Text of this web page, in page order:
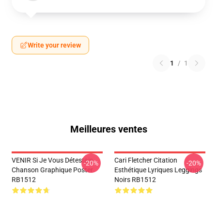
Write your review
1 / 1
Meilleures ventes
VENIR Si Je Vous Détestais
Chanson Graphique Poster
RB1512
-20%
Cari Fletcher Citation
Esthétique Lyriques Leggings
Noirs RB1512
-20%